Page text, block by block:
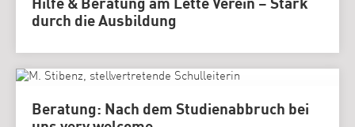
Hilfe & Beratung am Lette Verein – Stark
durch die Ausbildung
Beratung: Nach dem Studienabbruch bei